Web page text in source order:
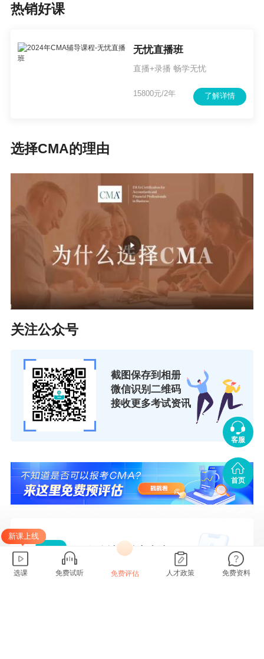
热销好课
无忧直播班
直播+录播 畅学无忧
了解详情
15800元/2年
选择CMA的理由
关注公众号
截图保存到相册
微信识别二维码
接收更多考试资讯
正保会计网校客户端
新课上线
选课 免费试听 免费评估 人才政策 免费资料
客服
首页